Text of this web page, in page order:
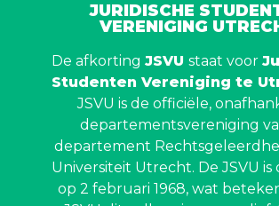
JURIDISCHE
VERENIGING
De afkorting JSVU staat voor
Studenten Vereniging te
JSVU is de officiële,
departementsvereniging
departement
Universiteit Utrecht. De JSVU
op 2 februari 1968, wat